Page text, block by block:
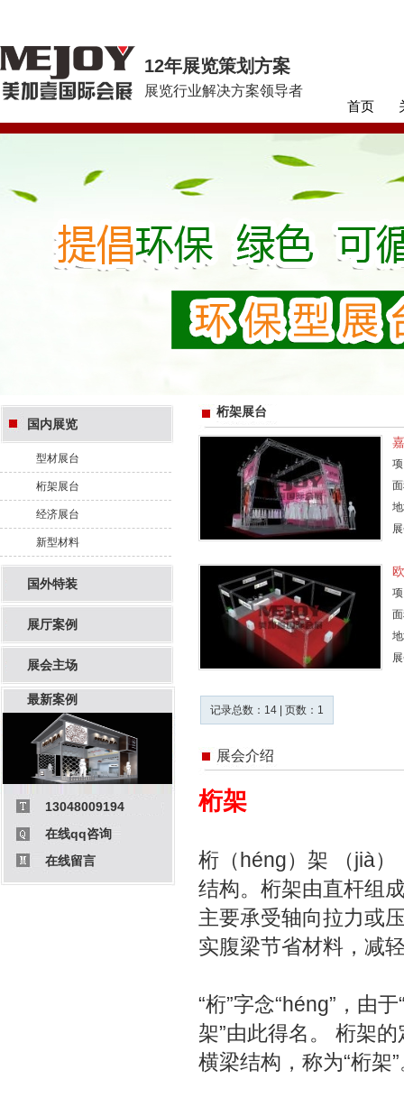
12年展览策划方案
展览行业解决方案领导者
首页
国内展览
型材展台
桁架展台
经济展台
新型材料
国外特装
展厅案例
展会主场
最新案例
13048009194
在线qq咨询
在线留言
桁架展台
记录总数：14 | 页数：1
展会介绍
桁架
桁（héng）架 （jià
结构。桁架由直杆组
主要承受轴向拉力或
实腹梁节省材料，减
“桁”字念“héng”，由
架”由此得名。 桁架
横梁结构，称为“桁架